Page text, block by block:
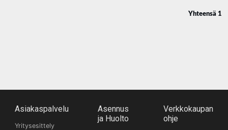
Yhteensä 1
Asiakaspalvelu
Yritysesittely
Asennus
ja Huolto
Verkkokaupan
ohje